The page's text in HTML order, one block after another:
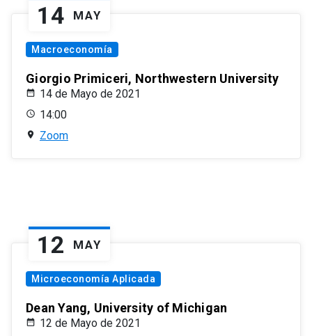
14 MAY
Macroeconomía
Giorgio Primiceri, Northwestern University
14 de Mayo de 2021
14:00
Zoom
12 MAY
Microeconomía Aplicada
Dean Yang, University of Michigan
12 de Mayo de 2021